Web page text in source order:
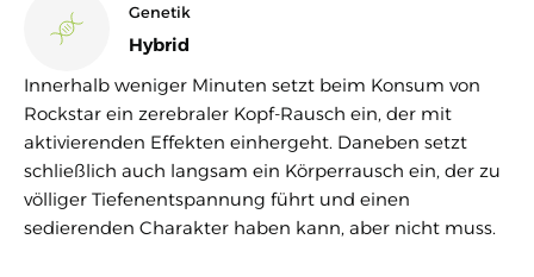
Genetik
Hybrid
Innerhalb weniger Minuten setzt beim Konsum von
Rockstar ein zerebraler Kopf-Rausch ein, der mit
aktivierenden Effekten einhergeht. Daneben setzt
schließlich auch langsam ein Körperrausch ein, der zu
völliger Tiefenentspannung führt und einen
sedierenden Charakter haben kann, aber nicht muss.